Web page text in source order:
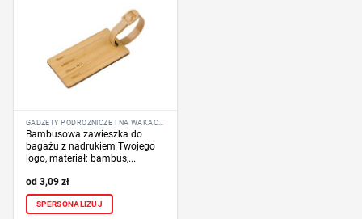
Bambusowa zawieszka do
bagażu z nadrukiem Twojego
logo, materiał: bambus,...
3,09 zł
SPERSONALIZUJ